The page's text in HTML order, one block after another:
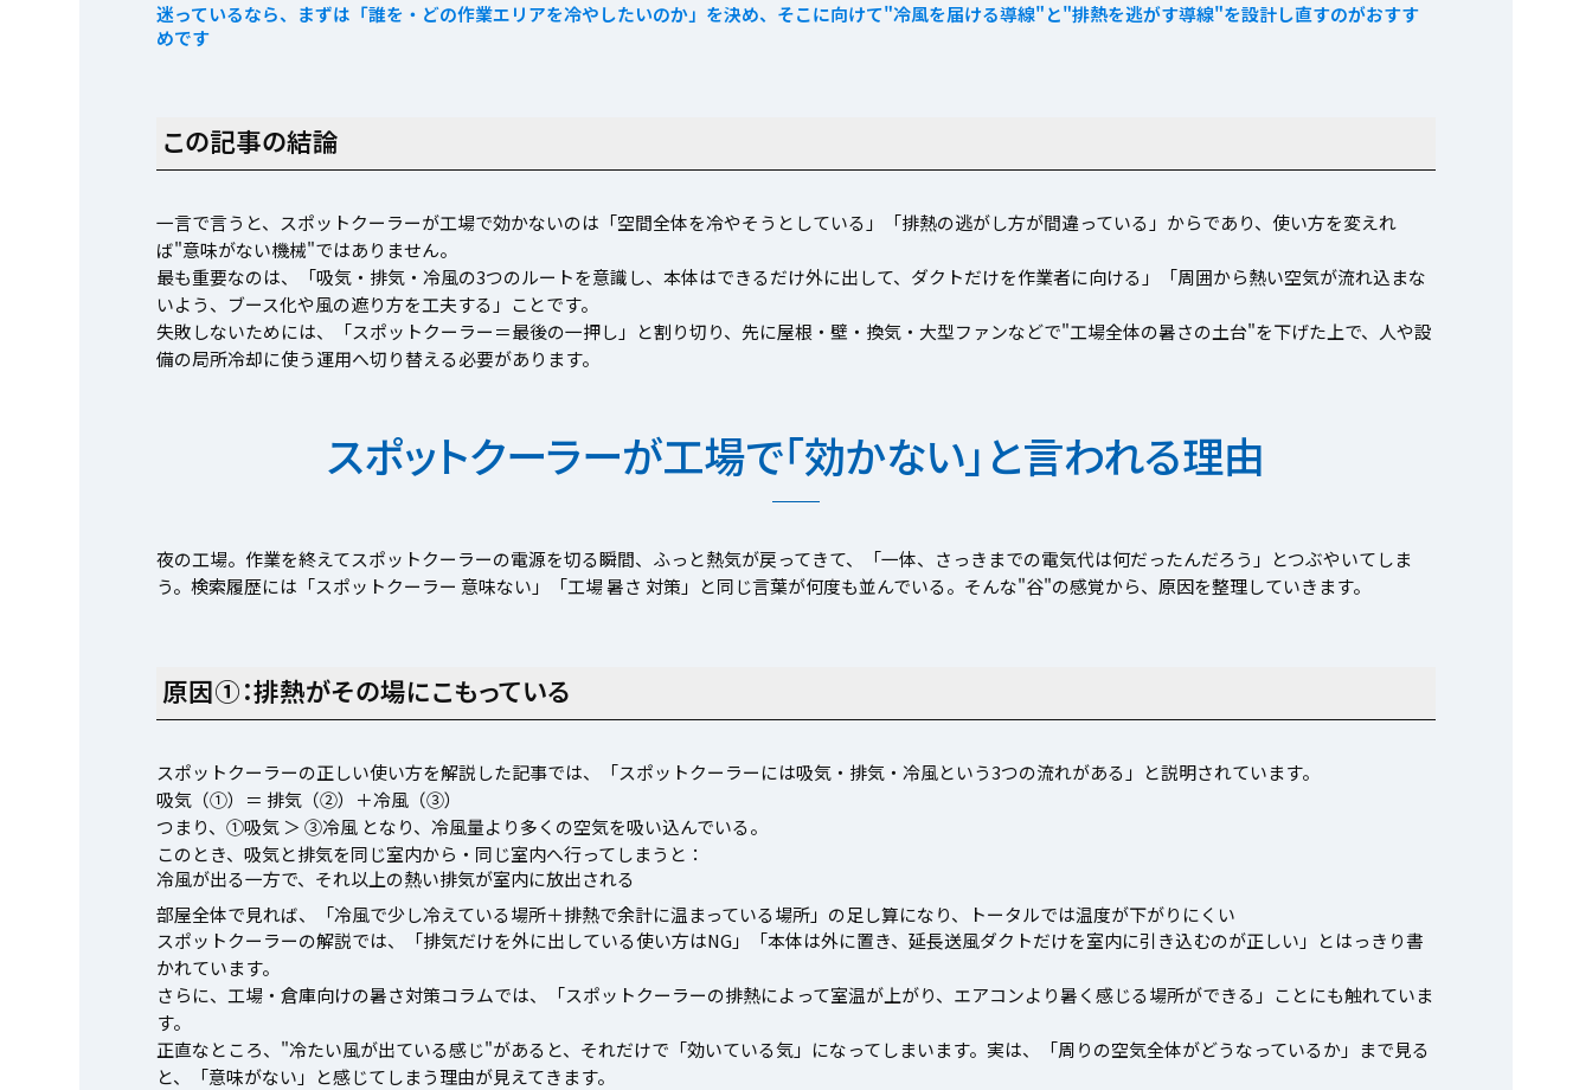
迷っているなら、まずは「誰を・どの作業エリアを冷やしたいのか」を決め、そこに向けて"冷風を届ける導線"と"排熱を逃がす導線"を設計し直すのがおすす
めです
この記事の結論
一言で言うと、スポットクーラーが工場で効かないのは「空間全体を冷やそうとしている」「排熱の逃がし方が間違っている」からであり、使い方を変えれ
ば"意味がない機械"ではありません。
最も重要なのは、「吸気・排気・冷風の3つのルートを意識し、本体はできるだけ外に出して、ダクトだけを作業者に向ける」「周囲から熱い空気が流れ込まな
いよう、ブース化や風の遮り方を工夫する」ことです。
失敗しないためには、「スポットクーラー＝最後の一押し」と割り切り、先に屋根・壁・換気・大型ファンなどで"工場全体の暑さの土台"を下げた上で、人や設
備の局所冷却に使う運用へ切り替える必要があります。
スポットクーラーが工場で「効かない」と言われる理由
夜の工場。作業を終えてスポットクーラーの電源を切る瞬間、ふっと熱気が戻ってきて、「一体、さっきまでの電気代は何だったんだろう」とつぶやいてしま
う。検索履歴には「スポットクーラー 意味ない」「工場 暑さ 対策」と同じ言葉が何度も並んでいる。そんな"谷"の感覚から、原因を整理していきます。
原因①：排熱がその場にこもっている
スポットクーラーの正しい使い方を解説した記事では、「スポットクーラーには吸気・排気・冷風という3つの流れがある」と説明されています。
吸気（①）＝ 排気（②）＋冷風（③）
つまり、①吸気 ＞ ③冷風 となり、冷風量より多くの空気を吸い込んでいる。
このとき、吸気と排気を同じ室内から・同じ室内へ行ってしまうと：
冷風が出る一方で、それ以上の熱い排気が室内に放出される
部屋全体で見れば、「冷風で少し冷えている場所＋排熱で余計に温まっている場所」の足し算になり、トータルでは温度が下がりにくい
スポットクーラーの解説では、「排気だけを外に出している使い方はNG」「本体は外に置き、延長送風ダクトだけを室内に引き込むのが正しい」とはっきり書
かれています。
さらに、工場・倉庫向けの暑さ対策コラムでは、「スポットクーラーの排熱によって室温が上がり、エアコンより暑く感じる場所ができる」ことにも触れていま
す。
正直なところ、"冷たい風が出ている感じ"があると、それだけで「効いている気」になってしまいます。実は、「周りの空気全体がどうなっているか」まで見る
と、「意味がない」と感じてしまう理由が見えてきます。